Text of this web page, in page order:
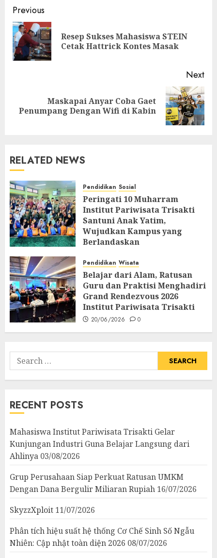
Post
navigation
Previous
Resep Sukses Mahasiswa STEIN
Cetak Hattrick Kontes Masak
Next
post:
Maskapai Anyar Coba Gaet
Penumpang Dengan Wifi di Kabin
RELATED NEWS
Pendidikan Sosial
Peringati 10 Muharram
Institut Pariwisata Trisakti
Santuni Anak Yatim,
Wujudkan Kampus yang
Berlandaskan
Spiritualitas
26/06/2026 0
Pendidikan Wisata
Belajar dari Alam, Ratusan
Guru dan Praktisi Menghadiri
Grand Rendezvous 2026
Institut Pariwisata Trisakti
20/06/2026 0
Search
for:
RECENT POSTS
Mahasiswa Institut Pariwisata Trisakti Gelar
Kunjungan Industri Guna Belajar Langsung dari
Ahlinya 03/08/2026
Grup Perusahaan Siap Perkuat Ratusan UMKM
Dengan Dana Bergulir Miliaran Rupiah 16/07/2026
SkyzzXploit 11/07/2026
Phân tích hiệu suất hệ thống Cơ Chế Sinh Số Ngẫu
Nhiên: Cập nhật toàn diện 2026 08/07/2026